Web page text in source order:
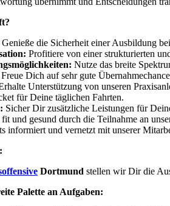
Genieße die Sicherheit einer Ausbildung
Profitiere von einer strukturierten
Nutze das breite
Freue Dich auf sehr gute
Unterstützung von unseren
für Deine täglichen Fahrten.
Sicher Dir zusätzliche Leistungen für
und gesund durch die Teilnahme an
informiert und vernetzt mit unserer
Dortmund stellen wir Dir die
Palette an Aufgaben: